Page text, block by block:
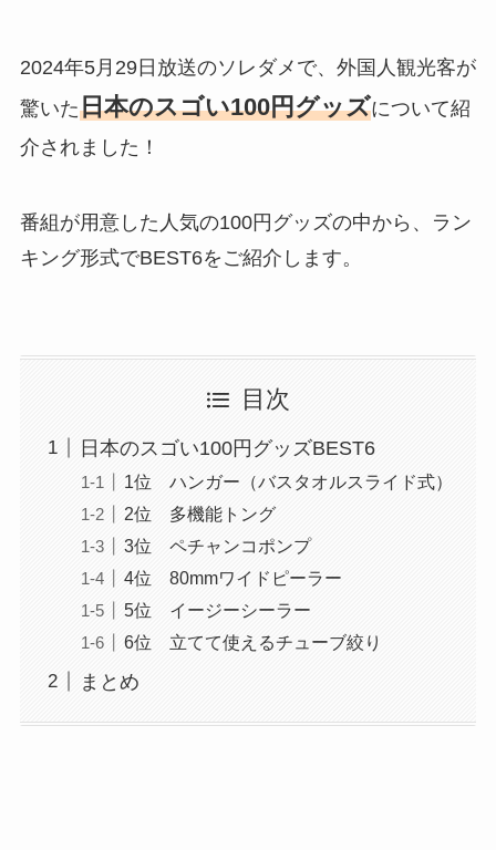
2024年5月29日放送のソレダメで、外国人観光客が
驚いた日本のスゴい100円グッズについて紹
介されました！
番組が用意した人気の100円グッズの中から、ラン
キング形式でBEST6をご紹介します。
目次
日本のスゴい100円グッズBEST6
1位 ハンガー（バスタオルスライド式）
2位 多機能トング
3位 ペチャンコポンプ
4位 80mmワイドピーラー
5位 イージーシーラー
6位 立てて使えるチューブ絞り
まとめ